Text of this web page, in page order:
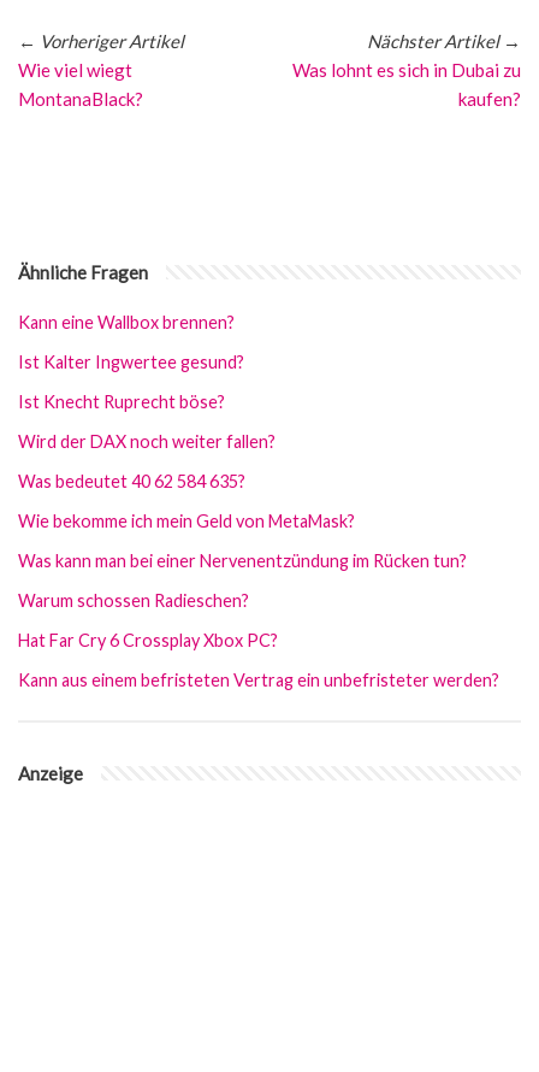
← Vorheriger Artikel
Wie viel wiegt
MontanaBlack?
Nächster Artikel→
Was lohnt es sich in Dubai zu
kaufen?
Ähnliche Fragen
Kann eine Wallbox brennen?
Ist Kalter Ingwertee gesund?
Ist Knecht Ruprecht böse?
Wird der DAX noch weiter fallen?
Was bedeutet 40 62 584 635?
Wie bekomme ich mein Geld von MetaMask?
Was kann man bei einer Nervenentzündung im Rücken tun?
Warum schossen Radieschen?
Hat Far Cry 6 Crossplay Xbox PC?
Kann aus einem befristeten Vertrag ein unbefristeter werden?
Anzeige